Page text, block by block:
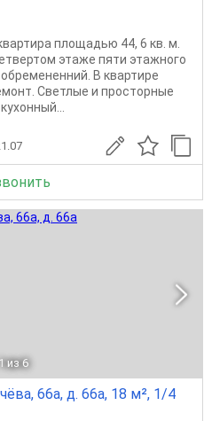
площадью 44, 6 кв. м.
этаже пяти этажного
В квартире
Светлые и просторные
1 из 6
66а, д. 66а, 18 м², 1/4